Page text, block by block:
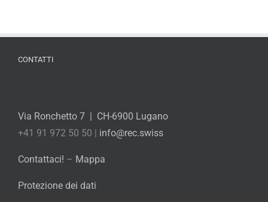
CONTATTI
Via Ronchetto 7 | CH-6900 Lugano
+41 91 972 50 50 | info@rec.swiss
Contattaci! – Mappa
Protezione dei dati